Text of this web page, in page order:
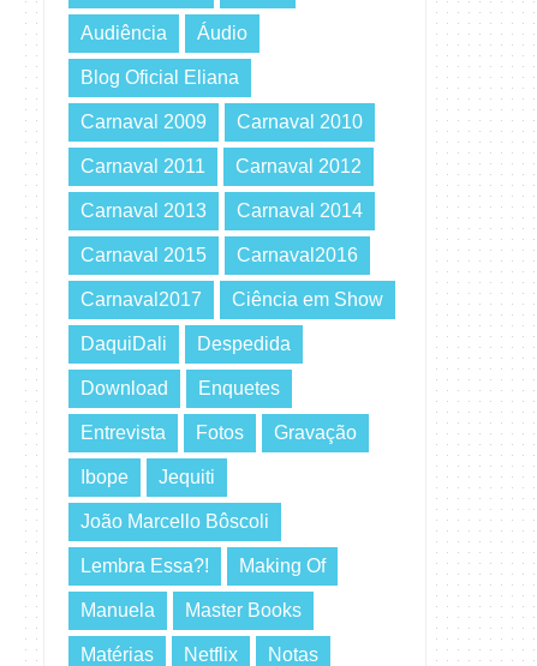
Audiência Áudio
Blog Oficial Eliana
Carnaval 2009 Carnaval 2010
Carnaval 2011 Carnaval 2012
Carnaval 2013 Carnaval 2014
Carnaval 2015 Carnaval2016
Carnaval2017 Ciência em Show
DaquiDali Despedida
Download Enquetes
Entrevista Fotos Gravação
Ibope Jequiti
João Marcello Bôscoli
Lembra Essa?! Making Of
Manuela Master Books
Matérias Netflix Notas